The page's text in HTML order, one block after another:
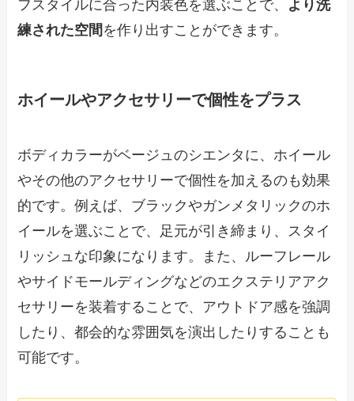
フスタイルに合った内装色を選ぶことで、 より洗
練された空間 を作り出すことができます。
ホイールやアクセサリーで個性をプラス
ボディカラーがベージュのシエンタに、ホイール
やその他のアクセサリーで個性を加えるのも効果
的です。例えば、ブラックやガンメタリックのホ
イールを選ぶことで、足元が引き締まり、スタイ
リッシュな印象になります。また、ルーフレール
やサイドモールディングなどのエクステリアアク
セサリーを装着することで、アウトドア感を強調
したり、都会的な雰囲気を演出したりすることも
可能です。